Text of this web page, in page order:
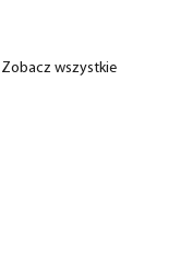
Zobacz wszystkie